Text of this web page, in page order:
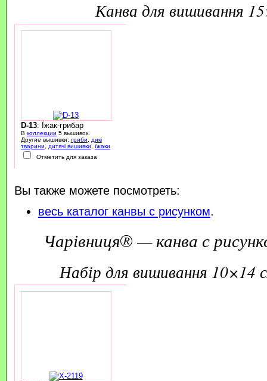
канва для вишивання
D-13: Їжак-грибар
В коллекции 5 вышивок.
Другие вышивки: гриби
дикі
тварини
дитячі вишивки
їжаки
Отметить для заказа
Вы также можете посмотреть:
весь каталог канвы с рисунком.
Чарівниця® — канва с
набір для вишивання